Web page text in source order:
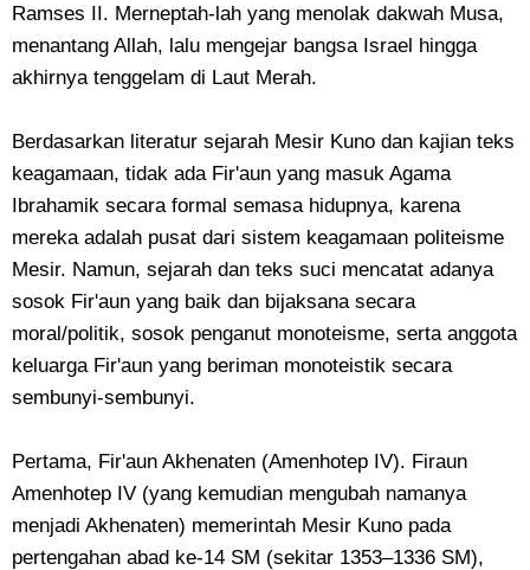
Ramses II. Merneptah-lah yang menolak dakwah Musa,
menantang Allah, lalu mengejar bangsa Israel hingga
akhirnya tenggelam di Laut Merah.
Berdasarkan literatur sejarah Mesir Kuno dan kajian teks
keagamaan, tidak ada Fir'aun yang masuk Agama
Ibrahamik secara formal semasa hidupnya, karena
mereka adalah pusat dari sistem keagamaan politeisme
Mesir. Namun, sejarah dan teks suci mencatat adanya
sosok Fir'aun yang baik dan bijaksana secara
moral/politik, sosok penganut monoteisme, serta anggota
keluarga Fir'aun yang beriman monoteistik secara
sembunyi-sembunyi.
Pertama, Fir'aun Akhenaten (Amenhotep IV). Firaun
Amenhotep IV (yang kemudian mengubah namanya
menjadi Akhenaten) memerintah Mesir Kuno pada
pertengahan abad ke-14 SM (sekitar 1353–1336 SM),